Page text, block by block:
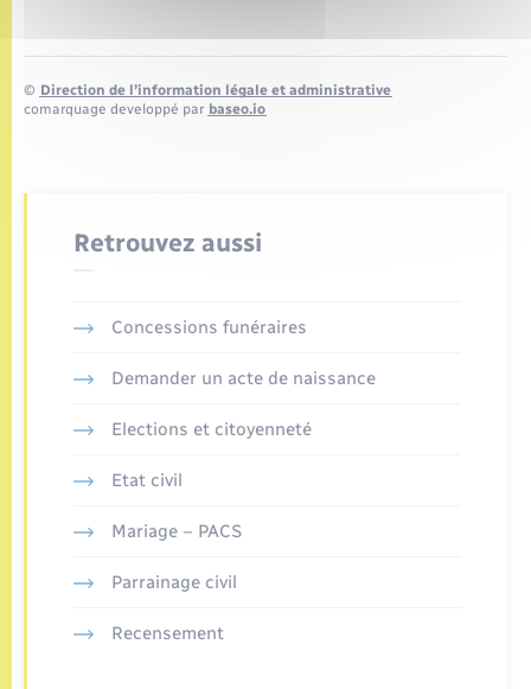
© Direction de l’information légale et administrative
comarquage developpé par baseo.io
Retrouvez aussi
Concessions funéraires
Demander un acte de naissance
Elections et citoyenneté
Etat civil
Mariage – PACS
Parrainage civil
Recensement